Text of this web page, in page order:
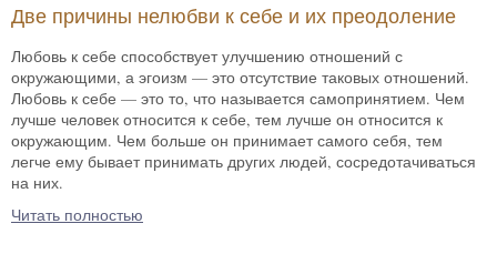
Две причины нелюбви к себе и их преодоление
Любовь к себе способствует улучшению отношений с
окружающими, а эгоизм — это отсутствие таковых отношений.
Любовь к себе — это то, что называется самопринятием. Чем
лучше человек относится к себе, тем лучше он относится к
окружающим. Чем больше он принимает самого себя, тем
легче ему бывает принимать других людей, сосредотачиваться
на них.
Читать полностью